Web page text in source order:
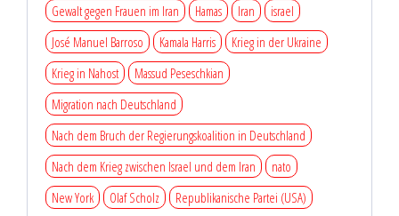
Gewalt gegen Frauen im Iran
Hamas Iran
israel
José Manuel Barroso
Kamala Harris
Krieg in der Ukraine
Krieg in Nahost
Massud Peseschkian
Migration nach Deutschland
Nach dem Bruch der Regierungskoalition in Deutschland
Nach dem Krieg zwischen Israel und dem Iran
nato
New York
Olaf Scholz
Republikanische Partei (USA)